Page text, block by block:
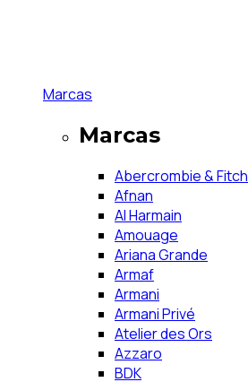
Marcas
Marcas
Abercrombie & Fitch
Afnan
Al Harmain
Amouage
Ariana Grande
Armaf
Armani
Armani Privé
Atelier des Ors
Azzaro
BDK